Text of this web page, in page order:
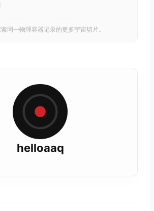
同一物理容器记录的更多宇宙切片。
helloaaq